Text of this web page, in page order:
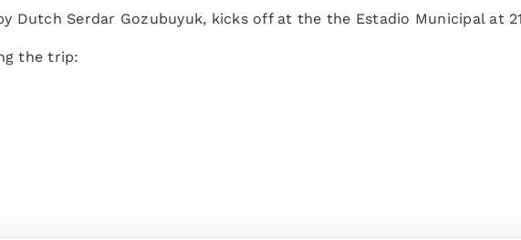
Dutch Serdar Gozubuyuk, kicks off at the the Estadio Municipal at
the trip: